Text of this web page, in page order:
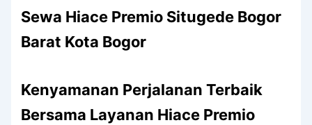
Sewa Hiace Premio Situgede Bogor
Barat Kota Bogor
Kenyamanan Perjalanan Terbaik
Bersama Layanan Hiace Premio